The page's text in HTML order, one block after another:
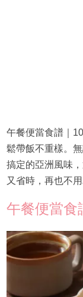
午餐便當食譜｜
鬆帶飯不重樣。
搞定的亞洲風味
又省時，再也不
午餐便當食